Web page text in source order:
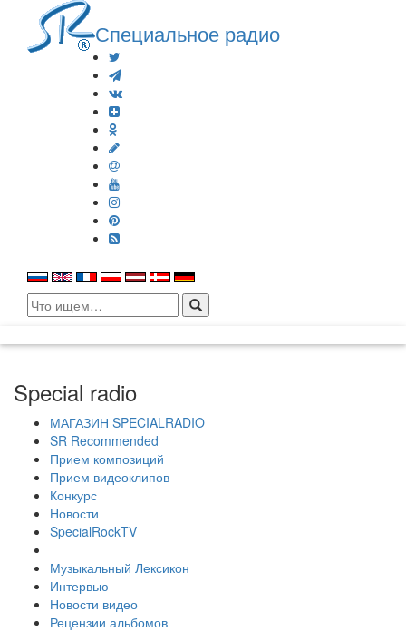
Специальное радио
Search
for:
Special radio
МАГАЗИН SPECIALRADIO
SR Recommended
Прием композиций
Прием видеоклипов
Конкурс
Новости
SpecialRockTV
Музыкальный Лексикон
Интервью
Новости видео
Рецензии альбомов